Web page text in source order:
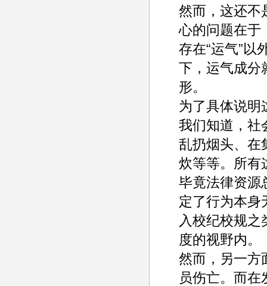
然而，这还不
心的问题在于
存在“运气”以
下，运气成分
形。
为了具体说明
我们知道，社
乱扔烟头、在
炊等等。所有
毕竟法律资源
定了行为本身
入校纪校规
度的视野内。
然而，另一方
员伤亡。而